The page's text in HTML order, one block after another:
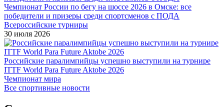
Чемпионат России по бегу на шоссе 2026 в Омске: все
победители и призеры среди спортсменов с ПОДА
Всероссийские турниры
30 июля 2026
Российские паралимпийцы успешно выступили на турнире
ITTF World Para Future Aktobe 2026
Чемпионат мира
Все спортивные новости